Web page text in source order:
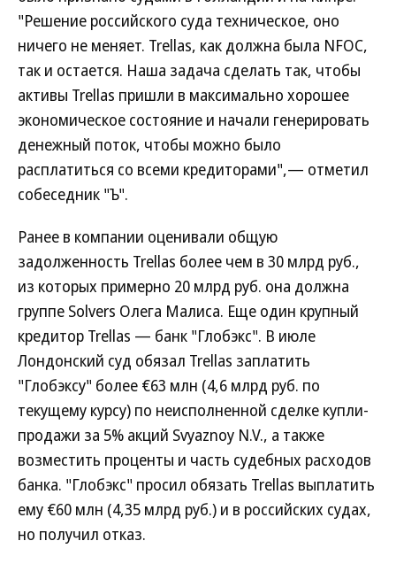
"Решение российского суда техническое, оно
ничего не меняет. Trellas, как должна была NFOC,
так и остается. Наша задача сделать так, чтобы
активы Trellas пришли в максимально хорошее
экономическое состояние и начали генерировать
денежный поток, чтобы можно было
расплатиться со всеми кредиторами",— отметил
собеседник "Ъ".
Ранее в компании оценивали общую
задолженность Trellas более чем в 30 млрд руб.,
из которых примерно 20 млрд руб. она должна
группе Solvers Олега Малиса. Еще один крупный
кредитор Trellas — банк "Глобэкс". В июле
Лондонский суд обязал Trellas заплатить
"Глобэксу" более €63 млн (4,6 млрд руб. по
текущему курсу) по неисполненной сделке купли-
продажи за 5% акций Svyaznoy N.V., а также
возместить проценты и часть судебных расходов
банка. "Глобэкс" просил обязать Trellas выплатить
ему €60 млн (4,35 млрд руб.) и в российских судах,
но получил отказ.